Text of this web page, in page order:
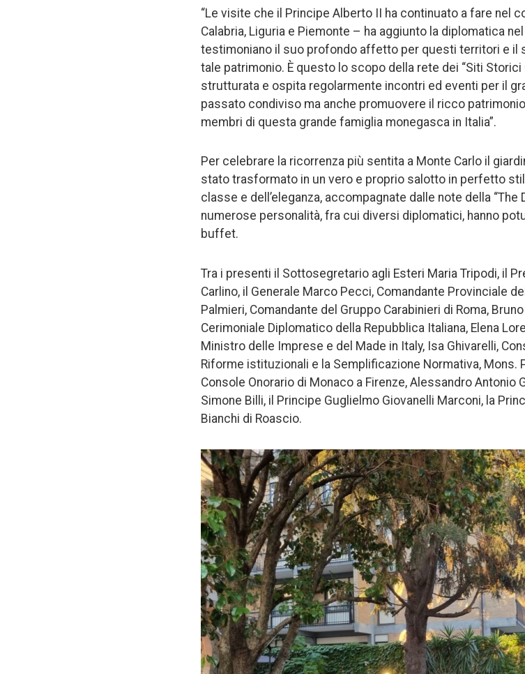
“Le visite che il Principe Alberto II ha continuato a fare nel
Calabria, Liguria e Piemonte – ha aggiunto la diplomatica
testimoniano il suo profondo affetto per questi territori e il
tale patrimonio. È questo lo scopo della rete dei “Siti Storici
strutturata e ospita regolarmente incontri ed eventi per il
passato condiviso ma anche promuovere il ricco
membri di questa grande famiglia monegasca in Italia”.
Per celebrare la ricorrenza più sentita a Monte Carlo il
stato trasformato in un vero e proprio salotto in perfetto
classe e dell’eleganza, accompagnate dalle note della “The
numerose personalità, fra cui diversi diplomatici, hanno
buffet.
Tra i presenti il Sottosegretario agli Esteri Maria Tripodi, il
Carlino, il Generale Marco Pecci, Comandante Provinciale
Palmieri, Comandante del Gruppo Carabinieri di Roma,
Cerimoniale Diplomatico della Repubblica Italiana, Elena
Ministro delle Imprese e del Made in Italy, Isa Ghivarelli,
Riforme istituzionali e la Semplificazione Normativa, Mons.
Console Onorario di Monaco a Firenze, Alessandro Antonio
Simone Billi, il Principe Guglielmo Giovanelli Marconi, la
Bianchi di Roascio.